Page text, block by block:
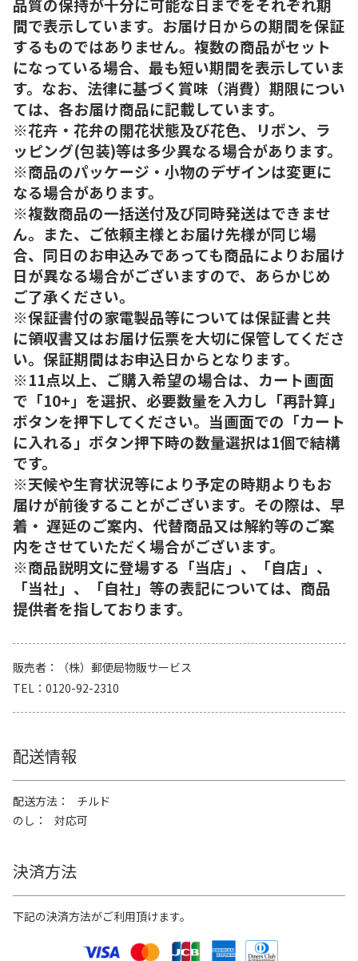
間で表示しています。お届け日からの期間を保証
するものではありません。複数の商品がセット
になっている場合、最も短い期間を表示していま
す。なお、法律に基づく賞味（消費）期限につい
ては、各お届け商品に記載しています。
※花卉・花弁の開花状態及び花色、リボン、ラ
ッピング(包装)等は多少異なる場合があります。
※商品のパッケージ・小物のデザインは変更に
なる場合があります。
※複数商品の一括送付及び同時発送はできませ
ん。また、ご依頼主様とお届け先様が同じ場
合、同日のお申込みであっても商品によりお届け
日が異なる場合がございますので、あらかじめ
ご了承ください。
※保証書付の家電製品等については保証書と共
に領収書又はお届け伝票を大切に保管してくださ
い。保証期間はお申込日からとなります。
※11点以上、ご購入希望の場合は、カート画面
で「10+」を選択、必要数量を入力し「再計算」
ボタンを押下してください。当画面での「カート
に入れる」ボタン押下時の数量選択は1個で結構
です。
※天候や生育状況等により予定の時期よりもお
届けが前後することがございます。その際は、早
着・ 遅延のご案内、代替商品又は解約等のご案
内をさせていただく場合がございます。
※商品説明文に登場する「当店」、「自店」、
「当社」、「自社」等の表記については、商品
提供者を指しております。
販売者
（株）郵便局物販サービス
TEL
0120-92-2310
配送情報
配送方法
チルド
のし
対応可
決済方法
下記の決済方法がご利用頂けます。